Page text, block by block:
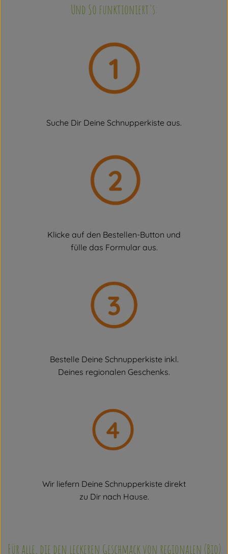
Und So funktioniert's:
Suche Dir Deine Schnupperkiste aus.
Klicke auf den Bestellen-Button und
fülle das Formular aus.
Bestelle Deine Schnupperkiste inkl.
Deines regionalen Geschenks.
Wir liefern Deine Schnupperkiste direkt
zu Dir nach Hause.
Für alle, die den leckeren Geschmack von regionalen (Bio)